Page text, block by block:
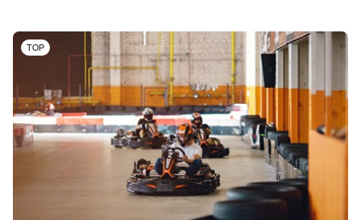
TOP